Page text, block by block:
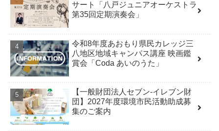
サート「八戸ジュニアオーケストラ
第35回定期演奏会」
令和8年度あおもり県民カレッジ三
八地区地域キャンパス講座 映画鑑
賞会「Coda あいのうた」
【一般財団法人セブン-イレブン財
団】2027年度環境市民活動助成募
集のご案内